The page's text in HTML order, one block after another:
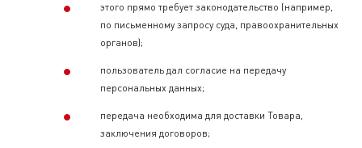
этого прямо требует законодательство (например,
по письменному запросу суда, правоохранительных
органов);
пользователь дал согласие на передачу
персональных данных;
передача необходима для доставки Товара,
заключения договоров;